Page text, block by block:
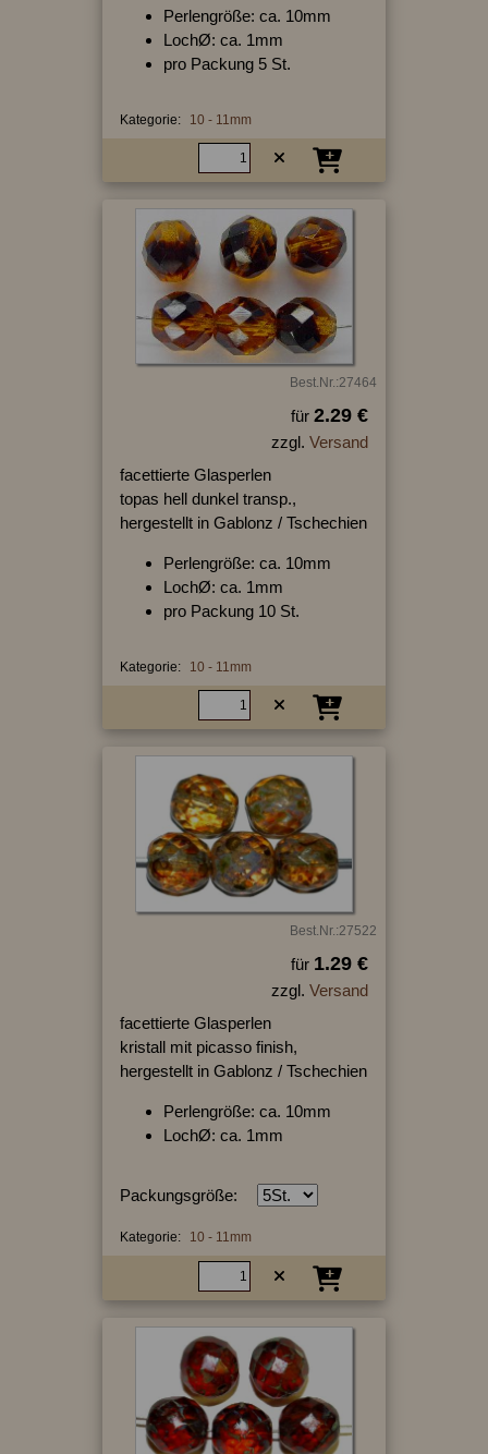
Perlengröße: ca. 10mm
LochØ: ca. 1mm
pro Packung 5 St.
Kategorie: 10 - 11mm
Best.Nr.:27464
für 2.29 €
zzgl. Versand
facettierte Glasperlen
topas hell dunkel transp.,
hergestellt in Gablonz / Tschechien
Perlengröße: ca. 10mm
LochØ: ca. 1mm
pro Packung 10 St.
Kategorie: 10 - 11mm
Best.Nr.:27522
für 1.29 €
zzgl. Versand
facettierte Glasperlen
kristall mit picasso finish,
hergestellt in Gablonz / Tschechien
Perlengröße: ca. 10mm
LochØ: ca. 1mm
Packungsgröße:
Kategorie: 10 - 11mm